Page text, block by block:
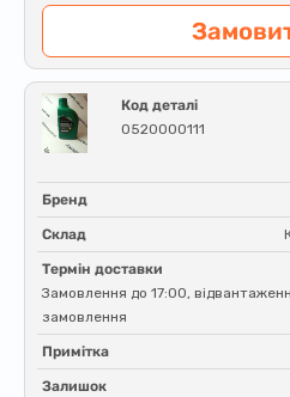
Код деталі
0520000111
Бренд
Склад
Термін доставки
Замовлення до 17:00,
замовлення
Примітка
Залишок